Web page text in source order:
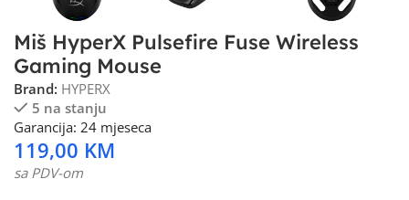
Miš HyperX Pulsefire Fuse Wireless
Gaming Mouse
Brand: HYPERX
5 na stanju
Garancija: 24 mjeseca
119,00 KM
sa PDV-om